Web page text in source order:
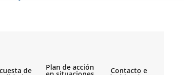
de Plan de acción Contacto e